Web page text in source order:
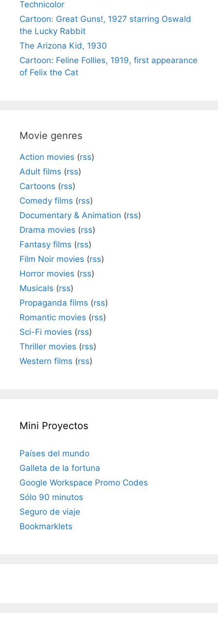
Technicolor
Cartoon: Great Guns!, 1927 starring Oswald
the Lucky Rabbit
The Arizona Kid, 1930
Cartoon: Feline Follies, 1919, first appearance
of Felix the Cat
Movie genres
Action movies (rss)
Adult films (rss)
Cartoons (rss)
Comedy films (rss)
Documentary & Animation (rss)
Drama movies (rss)
Fantasy films (rss)
Film Noir movies (rss)
Horror movies (rss)
Musicals (rss)
Propaganda films (rss)
Romantic movies (rss)
Sci-Fi movies (rss)
Thriller movies (rss)
Western films (rss)
Mini Proyectos
Países del mundo
Galleta de la fortuna
Google Workspace Promo Codes
Sólo 90 minutos
Seguro de viaje
Bookmarklets